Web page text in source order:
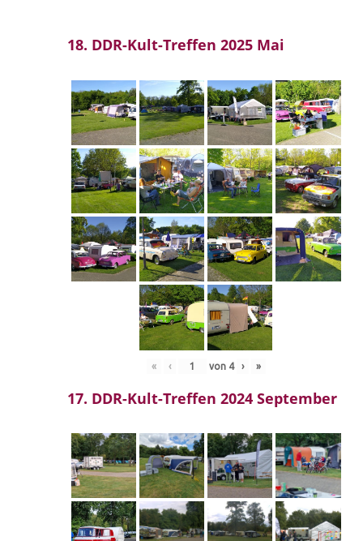
18. DDR-Kult-Treffen 2025 Mai
« ‹ von 4 › »
17. DDR-Kult-Treffen 2024 September